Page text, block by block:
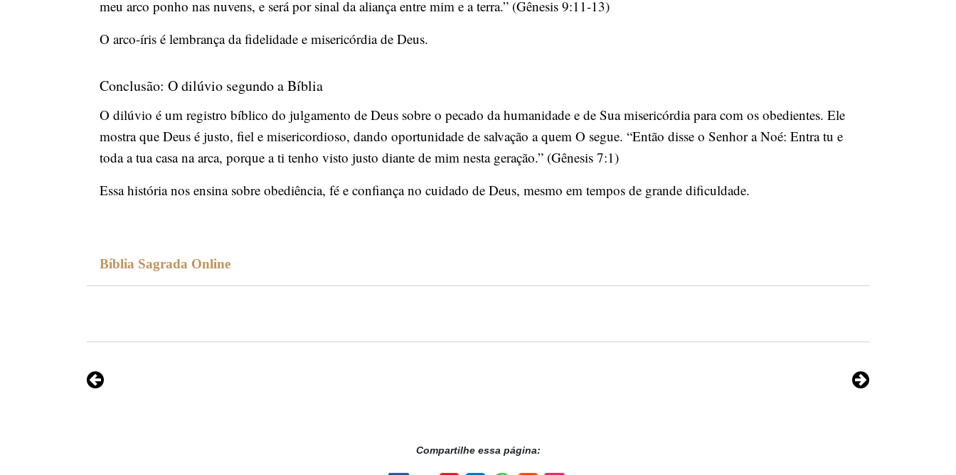
meu arco ponho nas nuvens, e será por sinal da aliança entre mim e a terra.” (Gênesis 9:11-13)
O arco-íris é lembrança da fidelidade e misericórdia de Deus.
Conclusão: O dilúvio segundo a Bíblia
O dilúvio é um registro bíblico do julgamento de Deus sobre o pecado da humanidade e de Sua misericórdia para com os obedientes. Ele
mostra que Deus é justo, fiel e misericordioso, dando oportunidade de salvação a quem O segue. “Então disse o Senhor a Noé: Entra tu e
toda a tua casa na arca, porque a ti tenho visto justo diante de mim nesta geração.” (Gênesis 7:1)
Essa história nos ensina sobre obediência, fé e confiança no cuidado de Deus, mesmo em tempos de grande dificuldade.
Bíblia Sagrada Online
Compartilhe essa página: